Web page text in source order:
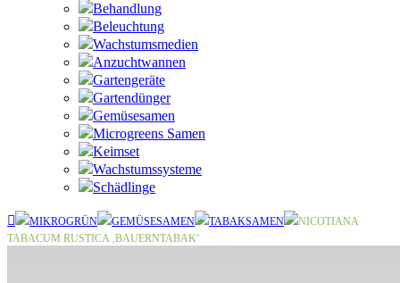
Behandlung
Beleuchtung
Wachstumsmedien
Anzuchtwannen
Gartengeräte
Gartendünger
Gemüsesamen
Microgreens Samen
Keimset
Wachstumssysteme
Schädlinge
MIKROGRÜN GEMÜSESAMEN TABAKSAMEN
NICOTIANA
TABACUM RUSTICA ‚BAUERNTABAK‘